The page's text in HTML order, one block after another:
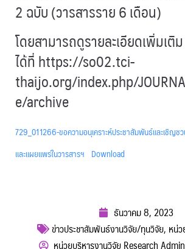
2 ฉบับ (วารสารราย 6 เดือน)
โดยสามารถดูรายละเอียดเพิ่มเติม
ได้ที่ https://so02.tci-
thaijo.org/index.php/
e/archive
729_011266-ขอความอนุเคราะห์ประชาสัมพันธ์และเชิญ
และแผยแพร่ในวารสารฯ Download
ธันวาคม 8, 2023
ข่าวประชาสัมพันธ์งานวิจัย/ทุนวิจัย, หน่
หน่วยบริหารงานวิจัย Research